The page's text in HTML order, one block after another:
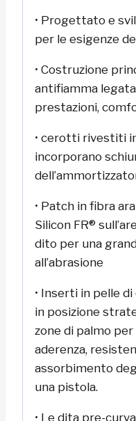
• Progettato e
per le esigenze
• Costruzione
antifiamma
prestazioni,
• cerotti rivestiti
incorporano
• Patch in fibra
Silicon FR®
dito per una
all’abrasione
• Inserti in pelle
in posizione
zone di palmo
aderenza,
assorbimento
una pistola.
• Le dita pre-